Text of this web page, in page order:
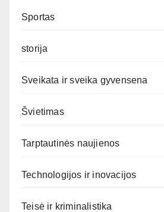
Sportas
storija
Sveikata ir sveika gyvensena
Švietimas
Tarptautinės naujienos
Technologijos ir inovacijos
Teisė ir kriminalistika